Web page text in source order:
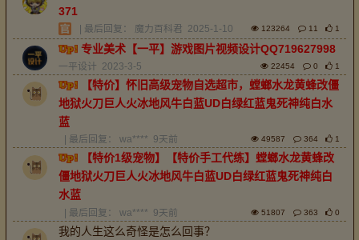
371
| 最后回复： 魔力百科君 2025-1-10 123264 11 1
专业美术【一平】游戏图片视频设计QQ719627998
一平设计 2023-3-5 22454 0 1
【特价】怀旧高级宠物自选超市，螳螂水龙黄蜂改僵
地狱火刀巨人火冰地风牛白蓝UD白绿红蓝鬼死神纯白水
蓝
| 最后回复： wa**** 9天前 49587 364 1
【特价1级宠物】【特价手工代练】螳螂水龙黄蜂改
僵地狱火刀巨人火冰地风牛白蓝UD白绿红蓝鬼死神纯白
水蓝
| 最后回复： wa**** 9天前 51807 363 0
我的人生这么奇怪是怎么回事？